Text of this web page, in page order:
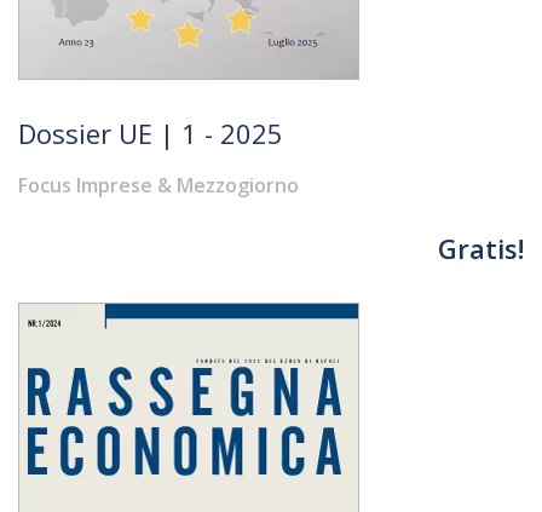
Dossier UE | 1 - 2025
Focus Imprese & Mezzogiorno
Gratis!